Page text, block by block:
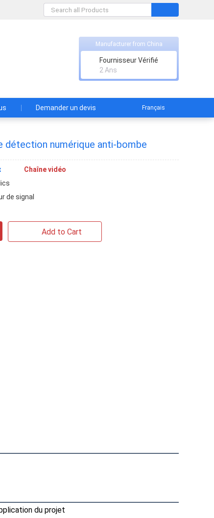
Manufacturer from China
Fournisseur Vérifié
2 Ans
Demander un devis Français
détection numérique anti-bombe
Chaîne vidéo
de signal
Add to Cart
du projet